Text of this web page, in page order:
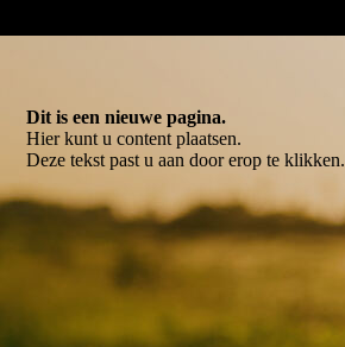
Dit is een nieuwe pagina.
Hier kunt u content plaatsen.
Deze tekst past u aan door erop te klikken.